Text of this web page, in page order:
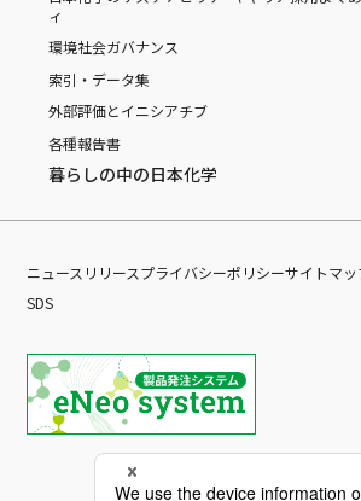
ィ
環境社会ガバナンス
索引・データ集
外部評価とイニシアチブ
各種報告書
暮らしの中の日本化学
ニュースリリースプライバシーポリシーサイトマ
SDS